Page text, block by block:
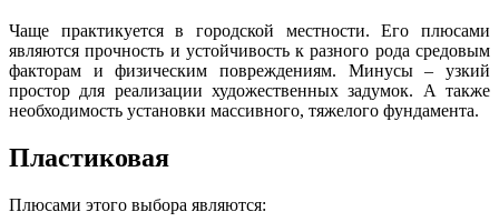
Чаще практикуется в городской местности. Его плюсами
являются прочность и устойчивость к разного рода средовым
факторам и физическим повреждениям. Минусы – узкий
простор для реализации художественных задумок. А также
необходимость установки массивного, тяжелого фундамента.
Пластиковая
Плюсами этого выбора являются: